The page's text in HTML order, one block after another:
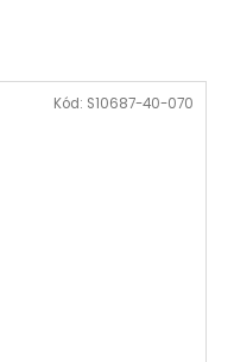
Kód: S10687-40-070